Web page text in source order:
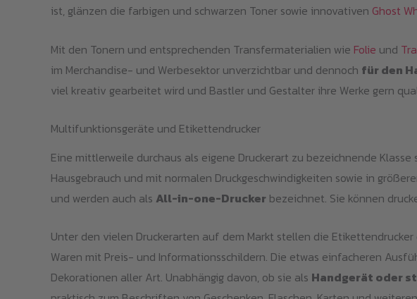
ist, glänzen die farbigen und schwarzen Toner sowie innovativen Ghost
Mit den Tonern und entsprechenden Transfermaterialien wie Folie und
im Merchandise- und Werbesektor unverzichtbar und dennoch für den
viel kreativ gearbeitet wird und Bastler und Gestalter ihre Werke gern
Multifunktionsgeräte und Etikettendrucker
Eine mittlerweile durchaus als eigene Druckerart zu bezeichnende
Hausgebrauch und mit normalen Druckgeschwindigkeiten sowie in
und werden auch als All-in-one-Drucker bezeichnet. Sie können
Unter den vielen Druckerarten auf dem Markt stellen die
Waren mit Preis- und Informationsschildern. Die etwas einfacheren
Dekorationen aller Art. Unabhängig davon, ob sie als Handgerät oder